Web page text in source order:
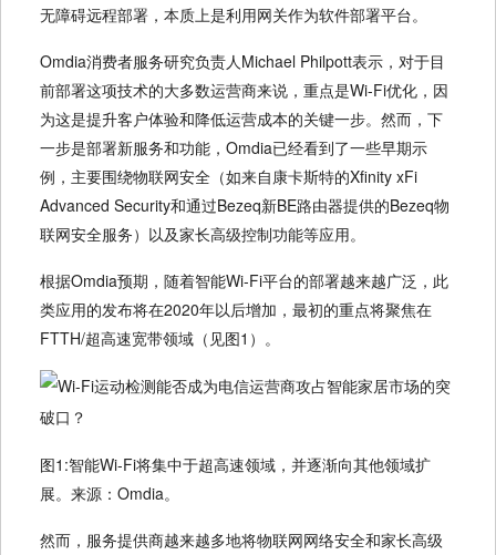
无障碍远程部署，本质上是利用网关作为软件部署平台。
Omdia消费者服务研究负责人Michael Philpott表示，对于目
前部署这项技术的大多数运营商来说，重点是Wi-Fi优化，因
为这是提升客户体验和降低运营成本的关键一步。然而，下
一步是部署新服务和功能，Omdia已经看到了一些早期示
例，主要围绕物联网安全（如来自康卡斯特的Xfinity xFi
Advanced Security和通过Bezeq新BE路由器提供的Bezeq物
联网安全服务）以及家长高级控制功能等应用。
根据Omdia预期，随着智能Wi-Fi平台的部署越来越广泛，此
类应用的发布将在2020年以后增加，最初的重点将聚焦在
FTTH/超高速宽带领域（见图1）。
图1:智能Wi-Fi将集中于超高速领域，并逐渐向其他领域扩
展。来源：Omdia。
然而，服务提供商越来越多地将物联网网络安全和家长高级